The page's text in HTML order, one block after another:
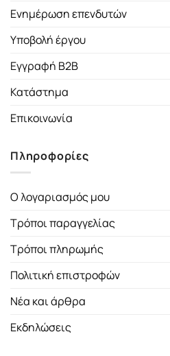
Ενημέρωση επενδυτών
Υποβολή έργου
Εγγραφή B2B
Κατάστημα
Επικοινωνία
Πληροφορίες
Ο λογαριασμός μου
Τρόποι παραγγελίας
Τρόποι πληρωμής
Πολιτική επιστροφών
Νέα και άρθρα
Εκδηλώσεις